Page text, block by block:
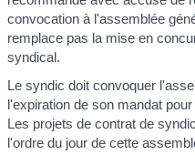
convocation à l'assemblée
remplace pas la mise en
syndical.
Le syndic doit convoquer
l'expiration de son mandat
Les projets de contrat de
l'ordre du jour de cette